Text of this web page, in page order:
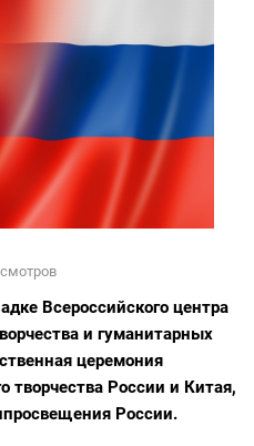
Всероссийского центра
и гуманитарных
церемония
творчества России и Китая,
России.